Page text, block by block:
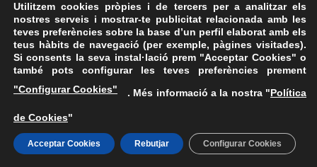
Utilitzem cookies pròpies i de tercers per a analitzar els
nostres serveis i mostrar-te publicitat relacionada amb les
teves preferències sobre la base d’un perfil elaborat amb els
teus hàbits de navegació (per exemple, pàgines visitades).
Si consents la seva instal·lació prem "Acceptar Cookies" o
també pots configurar les teves preferències prement
"Configurar Cookies"
. Més informació a la nostra "Política
de Cookies"
Acceptar Cookies Rebutjar Configurar Cookies